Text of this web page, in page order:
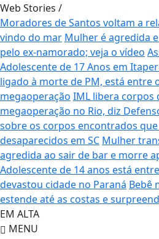
Web Stories /
Moradores de Santos voltam a
vindo do mar Mulher é agredida
pelo ex-namorado; veja o vídeo
Adolescente de 17 Anos em
ligado à morte de PM, está entre
megaoperação IML libera corpos
megaoperação no Rio, diz
sobre os corpos encontrados
desaparecidos em SC Mulher
agredida ao sair de bar e morre
Adolescente de 14 anos está
devastou cidade no Paraná Bebê
estende até as costas e
EM ALTA
MENU